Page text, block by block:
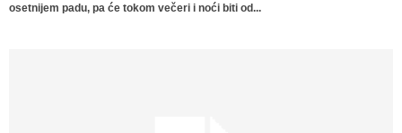
osetnijem padu, pa će tokom večeri i noći biti od...